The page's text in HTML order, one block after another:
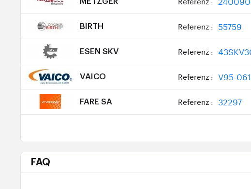
BIRTH Referenz : 55759
ESEN SKV Referenz :
VAICO Referenz : V95-
FARE SA Referenz : 32297
FAQ